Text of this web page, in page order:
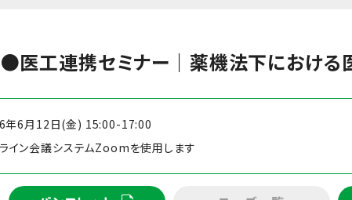
工連携セミナー｜薬機法下における
年6月12日(金) 15:00-17:00
イン会議システムZoomを使用します